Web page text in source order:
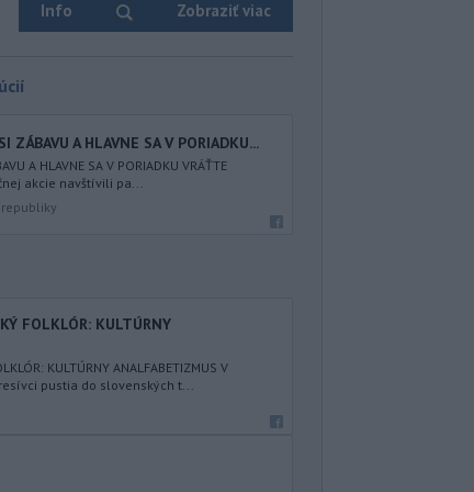
Info Zobraziť viac
ZÁBAVU A HLAVNE SA V PORIADKU...
A HLAVNE SA V PORIADKU VRÁŤTE
akcie navštívili pa...
FOLKLÓR: KULTÚRNY
KULTÚRNY ANALFABETIZMUS V
pustia do slovenských t...